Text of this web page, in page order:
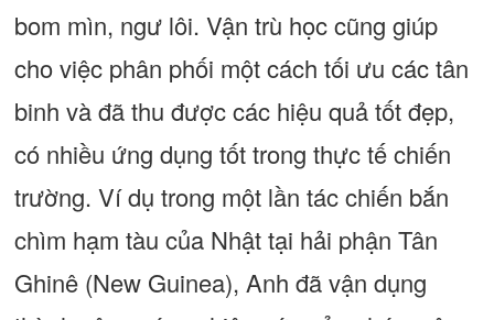
bom mìn, ngư lôi. Vận trù học cũng giúp
cho việc phân phối một cách tối ưu các tân
binh và đã thu được các hiệu quả tốt đẹp,
có nhiều ứng dụng tốt trong thực tế chiến
trường. Ví dụ trong một lần tác chiến bắn
chìm hạm tàu của Nhật tại hải phận Tân
Ghinê (New Guinea), Anh đã vận dụng